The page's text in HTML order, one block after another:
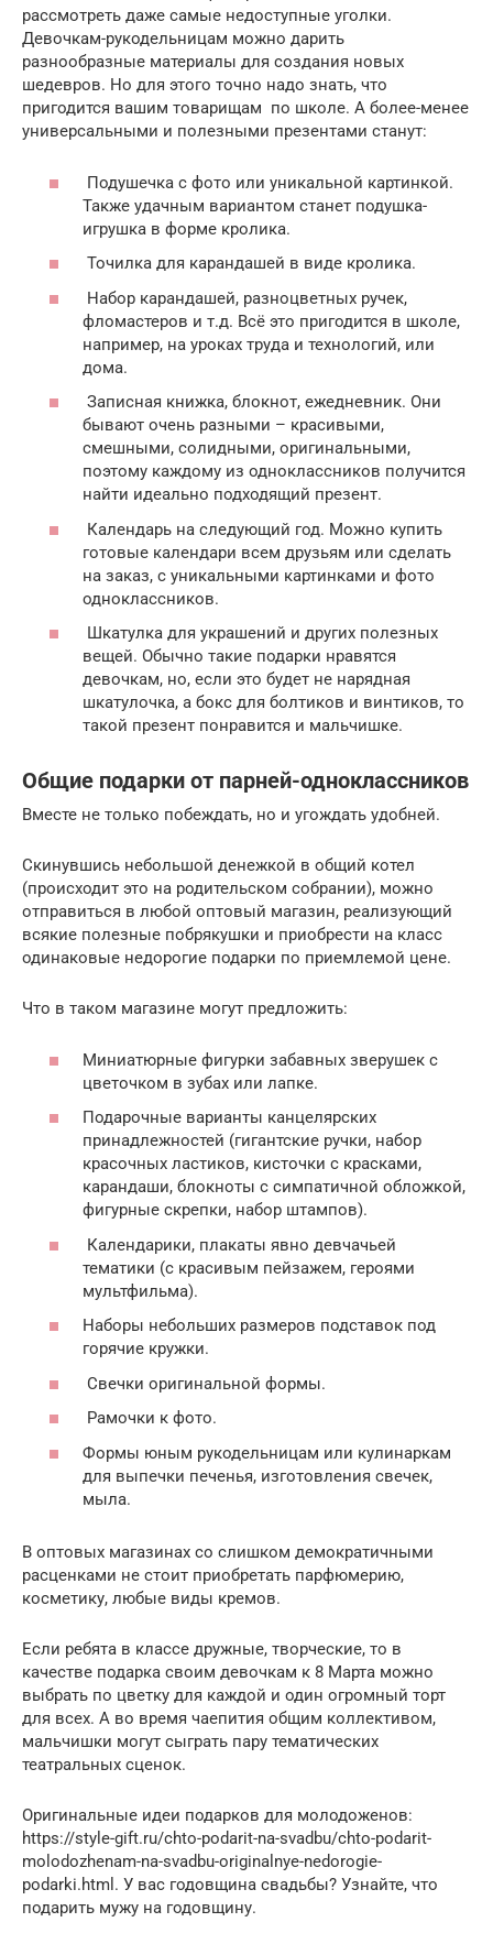
рассмотреть даже самые недоступные уголки.
Девочкам-рукодельницам можно дарить
разнообразные материалы для создания новых
шедевров. Но для этого точно надо знать, что
пригодится вашим товарищам по школе. А более-менее
универсальными и полезными презентами станут:
Подушечка с фото или уникальной картинкой.
Также удачным вариантом станет подушка-
игрушка в форме кролика.
Точилка для карандашей в виде кролика.
Набор карандашей, разноцветных ручек,
фломастеров и т.д. Всё это пригодится в школе,
например, на уроках труда и технологий, или
дома.
Записная книжка, блокнот, ежедневник. Они
бывают очень разными – красивыми,
смешными, солидными, оригинальными,
поэтому каждому из одноклассников получится
найти идеально подходящий презент.
Календарь на следующий год. Можно купить
готовые календари всем друзьям или сделать
на заказ, с уникальными картинками и фото
одноклассников.
Шкатулка для украшений и других полезных
вещей. Обычно такие подарки нравятся
девочкам, но, если это будет не нарядная
шкатулочка, а бокс для болтиков и винтиков, то
такой презент понравится и мальчишке.
Общие подарки от парней-одноклассников
Вместе не только побеждать, но и угождать удобней.
Скинувшись небольшой денежкой в общий котел
(происходит это на родительском собрании), можно
отправиться в любой оптовый магазин, реализующий
всякие полезные побрякушки и приобрести на класс
одинаковые недорогие подарки по приемлемой цене.
Что в таком магазине могут предложить:
Миниатюрные фигурки забавных зверушек с
цветочком в зубах или лапке.
Подарочные варианты канцелярских
принадлежностей (гигантские ручки, набор
красочных ластиков, кисточки с красками,
карандаши, блокноты с симпатичной обложкой,
фигурные скрепки, набор штампов).
Календарики, плакаты явно девчачьей
тематики (с красивым пейзажем, героями
мультфильма).
Наборы небольших размеров подставок под
горячие кружки.
Свечки оригинальной формы.
Рамочки к фото.
Формы юным рукодельницам или кулинаркам
для выпечки печенья, изготовления свечек,
мыла.
В оптовых магазинах со слишком демократичными
расценками не стоит приобретать парфюмерию,
косметику, любые виды кремов.
Если ребята в классе дружные, творческие, то в
качестве подарка своим девочкам к 8 Марта можно
выбрать по цветку для каждой и один огромный торт
для всех. А во время чаепития общим коллективом,
мальчишки могут сыграть пару тематических
театральных сценок.
Оригинальные идеи подарков для молодоженов:
https://style-gift.ru/chto-podarit-na-svadbu/chto-podarit-
molodozhenam-na-svadbu-originalnye-nedorogie-
podarki.html. У вас годовщина свадьбы? Узнайте, что
подарить мужу на годовщину.